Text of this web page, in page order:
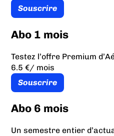
Souscrire
Abo 1 mois
Testez l’offre Premium
6.5 €/ mois
Souscrire
Abo 6 mois
Un semestre entier